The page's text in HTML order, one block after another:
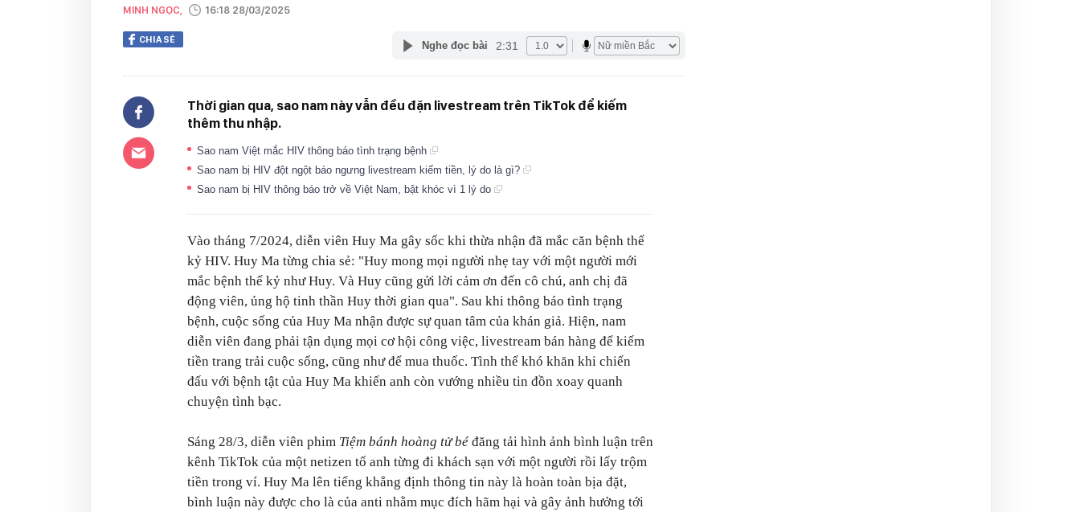
MINH NGỌC, 16:18 28/03/2025
CHIA SẺ Nghe đọc bài 2:31
Thời gian qua, sao nam này vẫn đều đặn livestream trên TikTok để kiếm
thêm thu nhập.
Sao nam Việt mắc HIV thông báo tình trạng bệnh
Sao nam bị HIV đột ngột báo ngưng livestream kiếm tiền, lý do là gì?
Sao nam bị HIV thông báo trở về Việt Nam, bật khóc vì 1 lý do
Vào tháng 7/2024, diễn viên Huy Ma gây sốc khi thừa nhận đã mắc căn bệnh thế
kỷ HIV. Huy Ma từng chia sẻ: "Huy mong mọi người nhẹ tay với một người mới
mắc bệnh thế kỷ như Huy. Và Huy cũng gửi lời cảm ơn đến cô chú, anh chị đã
động viên, ủng hộ tinh thần Huy thời gian qua". Sau khi thông báo tình trạng
bệnh, cuộc sống của Huy Ma nhận được sự quan tâm của khán giả. Hiện, nam
diễn viên đang phải tận dụng mọi cơ hội công việc, livestream bán hàng để kiếm
tiền trang trải cuộc sống, cũng như để mua thuốc. Tình thế khó khăn khi chiến
đấu với bệnh tật của Huy Ma khiến anh còn vướng nhiều tin đồn xoay quanh
chuyện tình bạc.
Sáng 28/3, diễn viên phim Tiệm bánh hoàng tử bé đăng tải hình ảnh bình luận trên
kênh TikTok của một netizen tố anh từng đi khách sạn với một người rồi lấy trộm
tiền trong ví. Huy Ma lên tiếng khẳng định thông tin này là hoàn toàn bịa đặt,
bình luận này được cho là của anti nhằm mục đích hãm hại và gây ảnh hưởng tới